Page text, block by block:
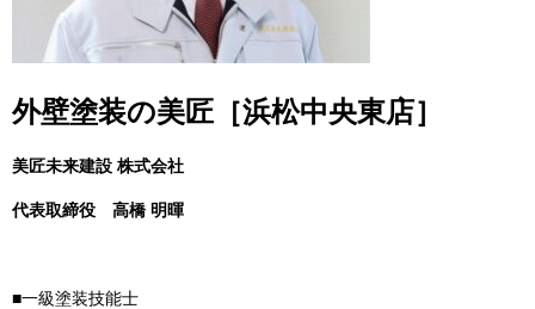
外壁塗装の美匠［浜松中央東店］
美匠未来建設 株式会社
代表取締役 高橋 明暉
■一級塗装技能士